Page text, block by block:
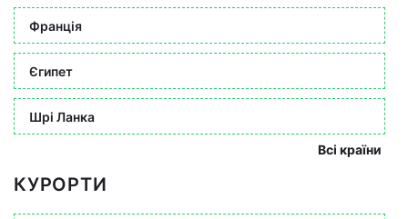
Франція
Єгипет
Шрі Ланка
Всі країни
КУРОРТИ